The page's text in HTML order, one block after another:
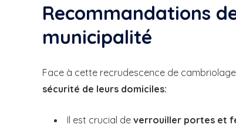
Recommandations
municipalité
Face à cette recrudescence de
sécurité de leurs domiciles:
Il est crucial de verrouiller portes et